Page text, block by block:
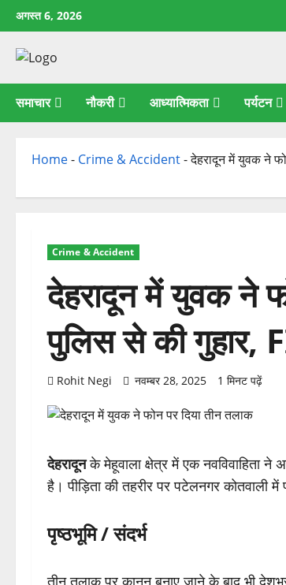
छोड़कर
सामग्री
अगस्त 6, 2026
समाचार नौकरी आध्यात्मिकता पर्यटन
Home- Crime & Accident-देहरादून में युवक ने
Crime & Accident
देहरादून में युवक ने
पुलिस से की गुहार,
Rohit Negi नवम्बर 28, 2025 1 मिनट पढ़ें
देहरादूनके मेहूवाला क्षेत्र में एक नवविवाहिता
है। पीड़िता की तहरीर पर पटेलनगर कोतवाली
पृष्ठभूमि / संदर्भ